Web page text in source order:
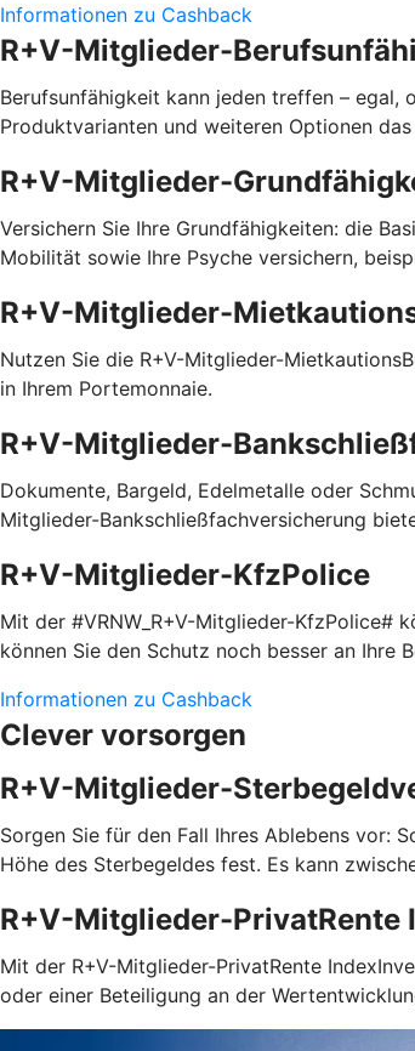
Informationen zu Cashback
R+V-Mitglieder-
Berufsunfähigkeit kann jeden treffen – egal,
Produktvarianten und weiteren Optionen
R+V-Mitglieder-
Versichern Sie Ihre Grundfähigkeiten: die
Mobilität sowie Ihre Psyche versichern,
R+V-Mitglieder-
Nutzen Sie die R+V-Mitglieder-
in Ihrem Portemonnaie.
R+V-Mitglieder-
Dokumente, Bargeld, Edelmetalle oder
Mitglieder-Bankschließfachversicherung
R+V-Mitglieder-KfzPolice
Mit der #VRNW_R+V-Mitglieder-KfzPolice#
können Sie den Schutz noch besser an Ihre
Informationen zu Cashback
Clever vorsorgen
R+V-Mitglieder-
Sorgen Sie für den Fall Ihres Ablebens vor:
Höhe des Sterbegeldes fest. Es kann
R+V-Mitglieder-PrivatRente
Mit der R+V-Mitglieder-PrivatRente
oder einer Beteiligung an der